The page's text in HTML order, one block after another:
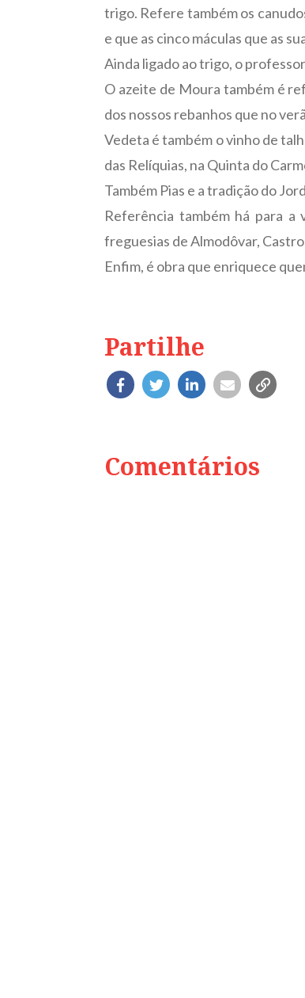
trigo. Refere também os
e que as cinco máculas que as
Ainda ligado ao trigo, o
O azeite de Moura também é
dos nossos rebanhos que no
Vedeta é também o vinho de
das Relíquias, na Quinta do
Também Pias e a tradição do
Referência também há para a
freguesias de Almodôvar,
Enfim, é obra que enriquece
Partilhe
Comentários